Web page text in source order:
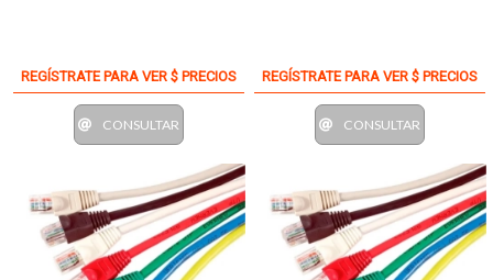
REGÍSTRATE PARA VER $ PRECIOS
CONSULTAR
REGÍSTRATE PARA VER $ PRECIOS
CONSULTAR